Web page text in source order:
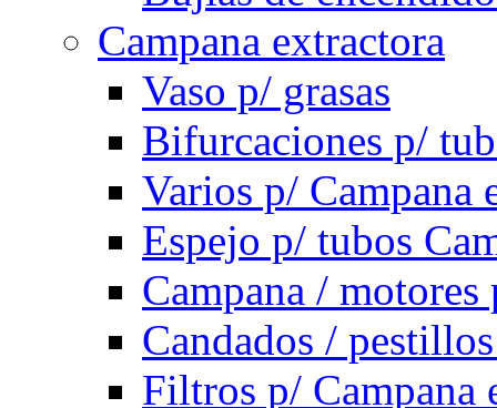
Campana extractora
Vaso p/ grasas
Bifurcaciones p/
Varios p/ Campana
Espejo p/ tubos
Campana /
Candados /
Filtros p/ Campana